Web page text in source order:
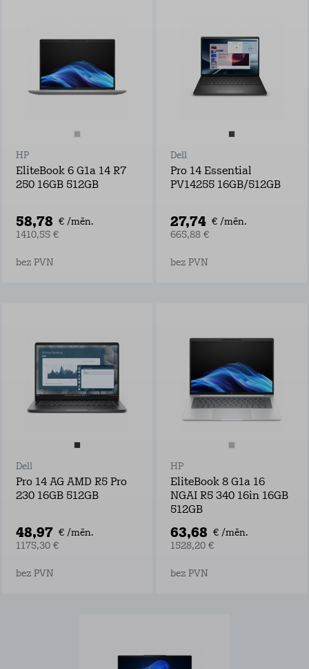
HP
EliteBook 6 G1a 14 R7
250 16GB 512GB
58,78 € /mēn.
1410,55 €
bez PVN
Dell
Pro 14 Essential
PV14255 16GB/512GB
27,74 € /mēn.
665,88 €
bez PVN
Dell
Pro 14 AG AMD R5 Pro
230 16GB 512GB
48,97 € /mēn.
1175,30 €
bez PVN
HP
EliteBook 8 G1a 16
NGAI R5 340 16in 16GB
512GB
63,68 € /mēn.
1528,20 €
bez PVN